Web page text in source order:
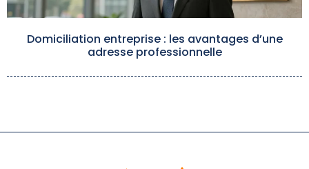
Domiciliation entreprise : les avantages d’une
adresse professionnelle